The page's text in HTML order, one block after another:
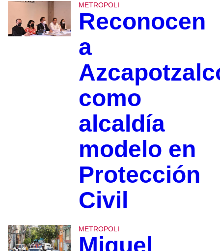
METROPOLI
Reconocen
a
como
alcaldía
modelo en
Protección
Civil
METROPOLI
Miguel